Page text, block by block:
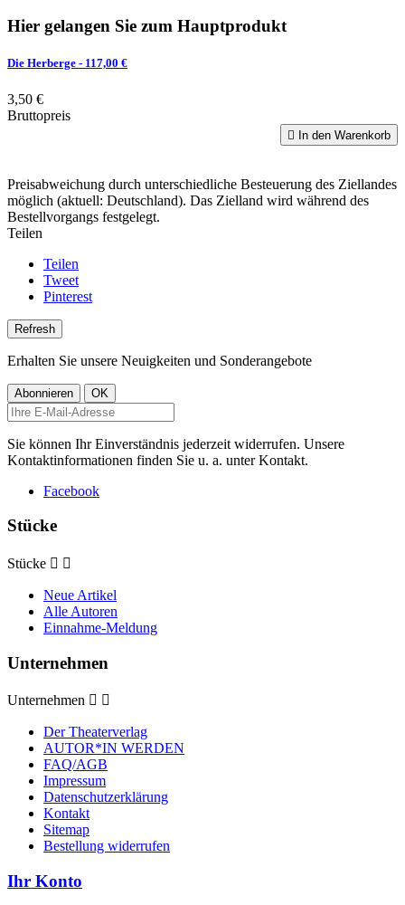
Hier gelangen Sie zum Hauptprodukt
Die Herberge - 117,00 €
3,50 €
Bruttopreis
 In den Warenkorb
Preisabweichung durch unterschiedliche Besteuerung des Ziellandes
möglich (aktuell: Deutschland). Das Zielland wird während des
Bestellvorgangs festgelegt.
Teilen
Teilen
Tweet
Pinterest
Erhalten Sie unsere Neuigkeiten und Sonderangebote
Sie können Ihr Einverständnis jederzeit widerrufen. Unsere
Kontaktinformationen finden Sie u. a. unter Kontakt.
Facebook
Stücke
Stücke  
Neue Artikel
Alle Autoren
Einnahme-Meldung
Unternehmen
Unternehmen  
Der Theaterverlag
AUTOR*IN WERDEN
FAQ/AGB
Impressum
Datenschutzerklärung
Kontakt
Sitemap
Bestellung widerrufen
Ihr Konto